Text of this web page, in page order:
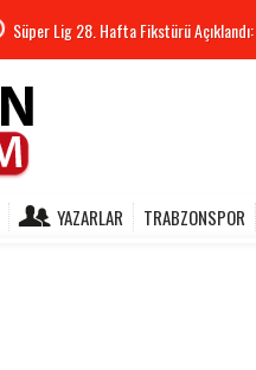
Süper Lig 28. Hafta Fikstürü
YAZARLAR TRABZONSPOR